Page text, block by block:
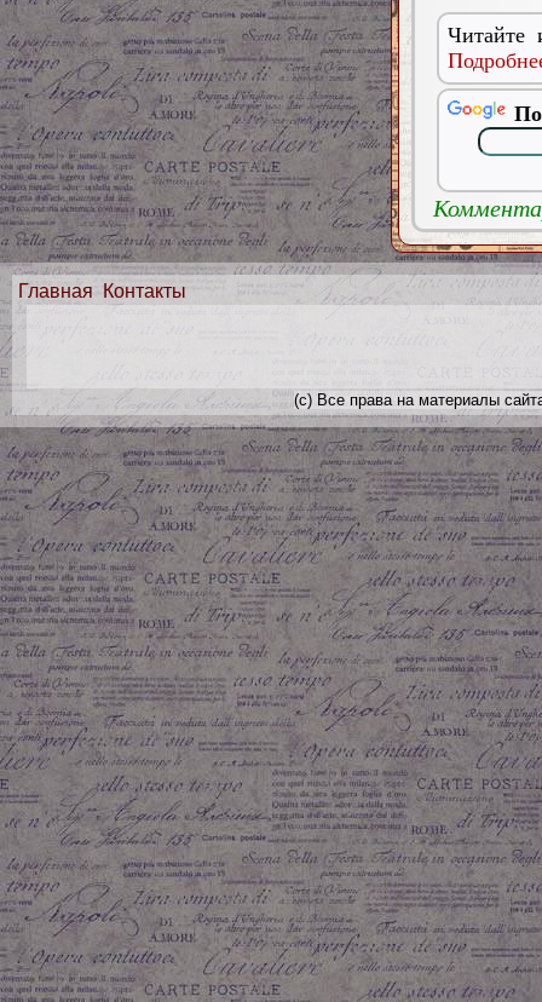
Читайте
Главная Контакты
(с) Все права на материалы